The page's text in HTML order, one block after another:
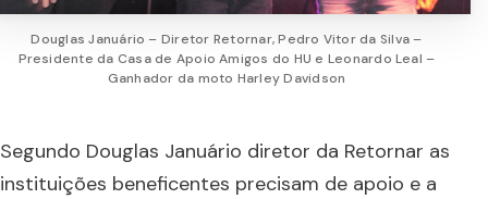
Douglas Januário – Diretor Retornar, Pedro Vitor da Silva –
Presidente da Casa de Apoio Amigos do HU e Leonardo Leal –
Ganhador da moto Harley Davidson
Segundo Douglas Januário diretor da Retornar as
instituições beneficentes precisam de apoio e a